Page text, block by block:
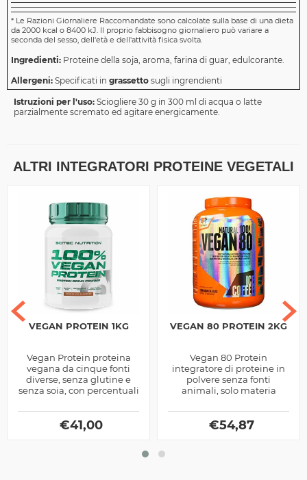
* Le Razioni Giornaliere Raccomandate sono calcolate sulla base di una dieta
da 2000 kcal o 8400 kJ. Il proprio fabbisogno giornaliero può variare a
seconda del sesso, dell'età e dell'attività fisica svolta.
Ingredienti: Proteine della soja, aroma, farina di guar, edulcorante.
Allergeni: Specificati in grassetto sugli ingrendienti
Istruzioni per l'uso: Sciogliere 30 g in 300 ml di acqua o latte
parzialmente scremato ed agitare energicamente.
ALTRI INTEGRATORI PROTEINE VEGETALI
VEGAN PROTEIN 1KG
Vegan Protein proteina
vegana da cinque fonti
diverse, senza glutine e
senza soia, con percentuali
praticamente a zero
€41,00
VEGAN 80 PROTEIN 2KG
Vegan 80 Protein
integratore di proteine in
polvere senza fonti
animali, solo materia
arricchita di bcaa
ramificati, 5g per...
€54,87